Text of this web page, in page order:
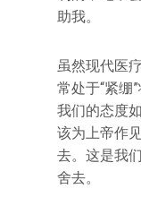
助我。
虽然现代医
常处于“紧绷
我们的态度
该为上帝作
去。这是我
舍去。